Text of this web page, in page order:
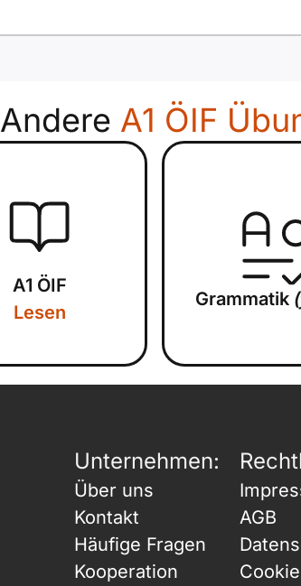
Andere A1 ÖIF
A1 ÖIF
Lesen
Grammatik
Unternehmen:
Über uns
Kontakt
Häufige Fragen
Kooperation
AGB